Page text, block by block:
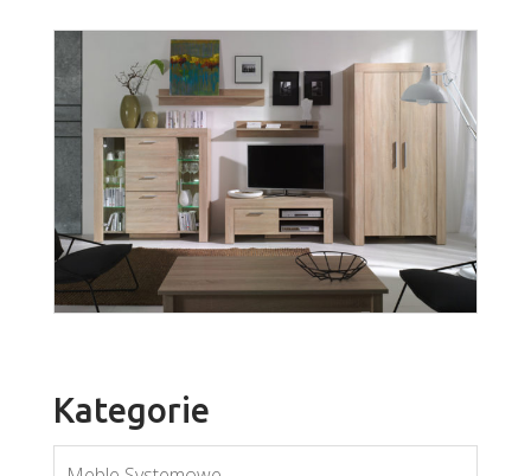
Lineo LK6
Więcej
Kategorie